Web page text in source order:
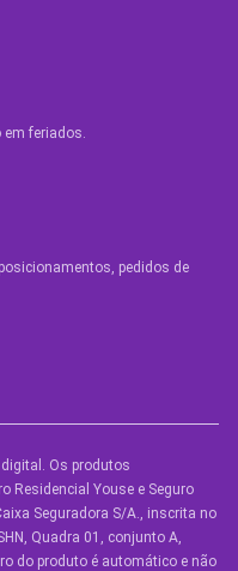
em feriados.
pedidos de
Os produtos
Residencial Youse e Seguro
Seguradora S/A., inscrita no
Quadra 01, conjunto A,
do produto é automático e não